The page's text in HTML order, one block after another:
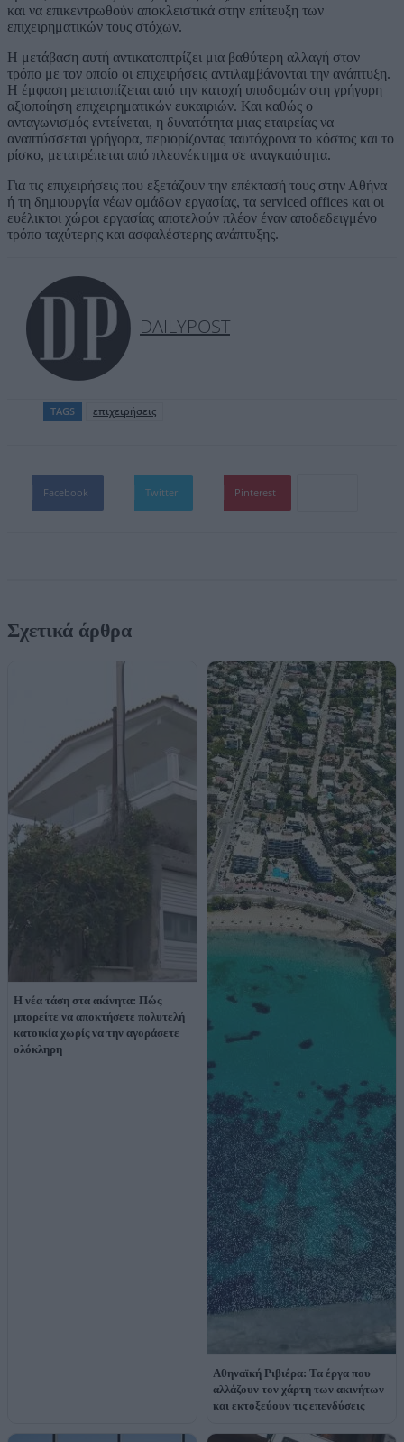
και να επικεντρωθούν αποκλειστικά στην επίτευξη των
επιχειρηματικών τους στόχων.
Η μετάβαση αυτή αντικατοπτρίζει μια βαθύτερη αλλαγή στον
τρόπο με τον οποίο οι επιχειρήσεις αντιλαμβάνονται την ανάπτυξη.
Η έμφαση μετατοπίζεται από την κατοχή υποδομών στη γρήγορη
αξιοποίηση επιχειρηματικών ευκαιριών. Και καθώς ο
ανταγωνισμός εντείνεται, η δυνατότητα μιας εταιρείας να
αναπτύσσεται γρήγορα, περιορίζοντας ταυτόχρονα το κόστος και το
ρίσκο, μετατρέπεται από πλεονέκτημα σε αναγκαιότητα.
Για τις επιχειρήσεις που εξετάζουν την επέκτασή τους στην Αθήνα
ή τη δημιουργία νέων ομάδων εργασίας, τα serviced offices και οι
ευέλικτοι χώροι εργασίας αποτελούν πλέον έναν αποδεδειγμένο
τρόπο ταχύτερης και ασφαλέστερης ανάπτυξης.
DAILYPOST
TAGS επιχειρήσεις
Facebook Twitter Pinterest
Σχετικά άρθρα
Η νέα τάση στα ακίνητα: Πώς
μπορείτε να αποκτήσετε πολυτελή
κατοικία χωρίς να την αγοράσετε
ολόκληρη
Αθηναϊκή Ριβιέρα: Τα έργα που
αλλάζουν τον χάρτη των ακινήτων
και εκτοξεύουν τις επενδύσεις